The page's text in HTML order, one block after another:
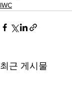
IWC
최근 게시물